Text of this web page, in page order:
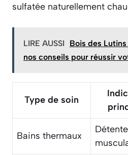
sulfatée naturellement
LIRE AUSSI
Bois des
nos conseils pour réussir
Type de soin
Bains thermaux
Détente